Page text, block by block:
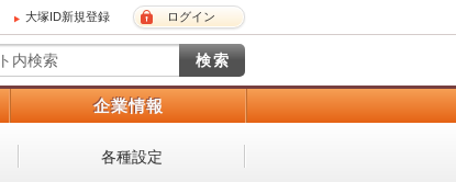
大塚ID新規登録 ログイン
企業情報
各種設定